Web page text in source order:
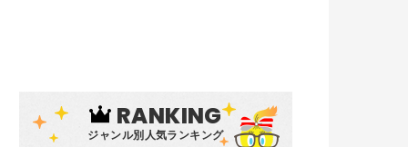
RANKING
ジャンル別人気ランキング